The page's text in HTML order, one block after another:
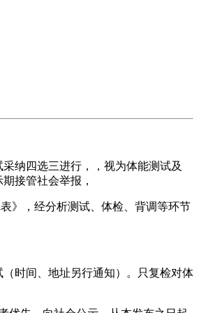
纳四选三进行，，视为体能测试及
接管社会举报，
》，经分析测试、体检、背调等环节
时间、地址另行通知）。只复检对体